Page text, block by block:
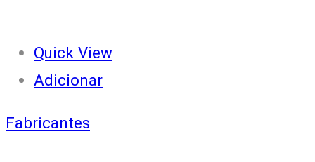
Quick View
Adicionar
Fabricantes